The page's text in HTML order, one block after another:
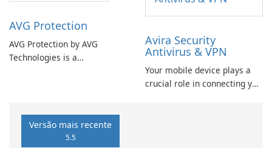
optimize your device's
Updates of Preinstalled …
AVG Protection
AVG Protection by AVG
Technologies is a
online threats, malware, and
Avira Security
Antivirus & VPN
Your mobile device plays a
crucial role in connecting you
Versão mais recente
5.5